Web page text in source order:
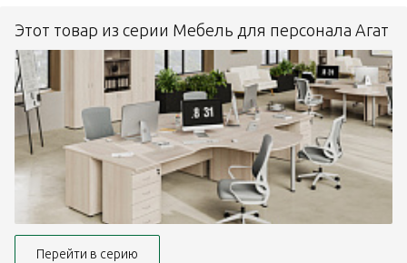
Этот товар из серии Мебель для персонала Агат
Перейти в серию